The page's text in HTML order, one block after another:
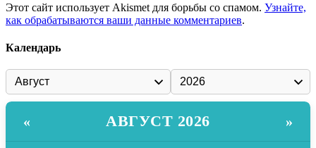
Этот сайт использует Akismet для борьбы со спамом. Узнайте,
как обрабатываются ваши данные комментариев.
Календарь
« АВГУСТ 2026 »